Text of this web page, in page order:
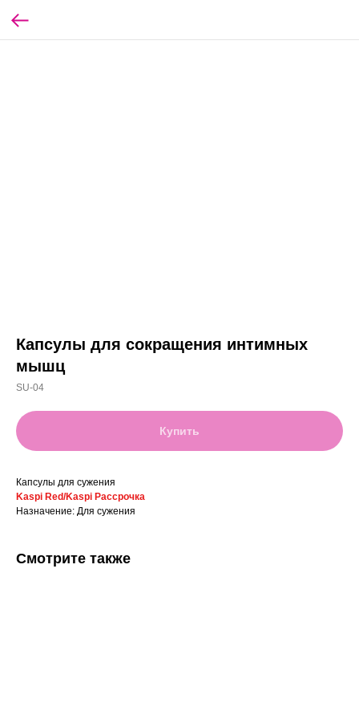
Капсулы для сокращения интимных
мышц
SU-04
Купить
Капсулы для сужения
Kaspi Red/Kaspi Рассрочка
Назначение: Для сужения
Смотрите также